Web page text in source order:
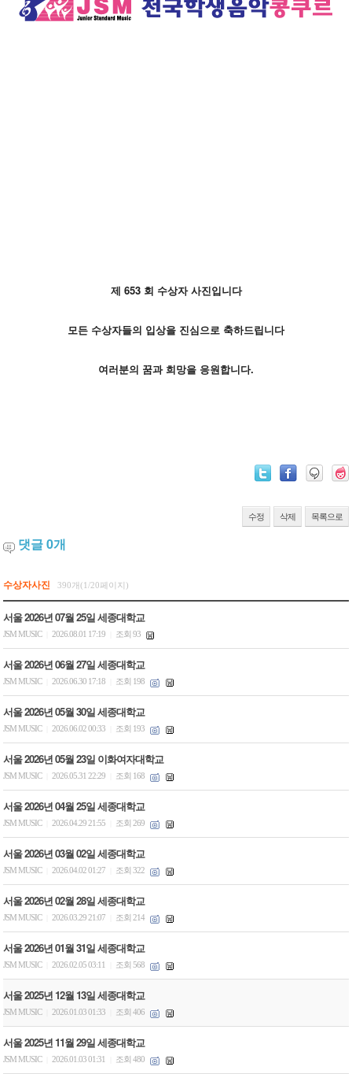
제 653회 수상자 사진입니다
모든 수상자들의 입상을 진심으로 축하드립니다
여러분의 꿈과 희망을 응원합니다.
수정 삭제 목록으로
댓글0개
수상자사진 390개(1/20페이지)
서울 2026년 07월 25일 세종대학교
JSM MUSIC 2026.08.01 17:19 조회 93
서울 2026년 06월 27일 세종대학교
JSM MUSIC 2026.06.30 17:18 조회 198
서울 2026년 05월 30일 세종대학교
JSM MUSIC 2026.06.02 00:33 조회 193
서울 2026년 05월 23일 이화여자대학교
JSM MUSIC 2026.05.31 22:29 조회 168
서울 2026년 04월 25일 세종대학교
JSM MUSIC 2026.04.29 21:55 조회 269
서울 2026년 03월 02일 세종대학교
JSM MUSIC 2026.04.02 01:27 조회 322
서울 2026년 02월 28일 세종대학교
JSM MUSIC 2026.03.29 21:07 조회 214
서울 2026년 01월 31일 세종대학교
JSM MUSIC 2026.02.05 03:11 조회 568
서울 2025년 12월 13일 세종대학교
JSM MUSIC 2026.01.03 01:33 조회 406
서울 2025년 11월 29일 세종대학교
JSM MUSIC 2026.01.03 01:31 조회 480